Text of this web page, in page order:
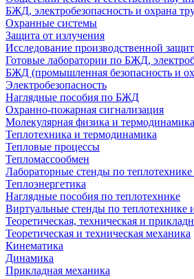
БЖД, электробезопасность и охрана
Охранные системы
Защита от излучения
Исследование производственной
Готовые лаборатории по БЖД,
БЖД (промышленная безопасность и
Электробезопасность
Наглядные пособия по БЖД
Охранно-пожарная сигнализация
Молекулярная физика и термодинамика
Теплотехника и термодинамика
Тепловые процессы
Тепломассообмен
Лабораторные стенды по
Теплоэнергетика
Наглядные пособия по теплотехнике
Виртуальные стенды по теплотехнике
Теоретическая, техническая и
Теоретическая и техническая механика
Кинематика
Динамика
Прикладная механика